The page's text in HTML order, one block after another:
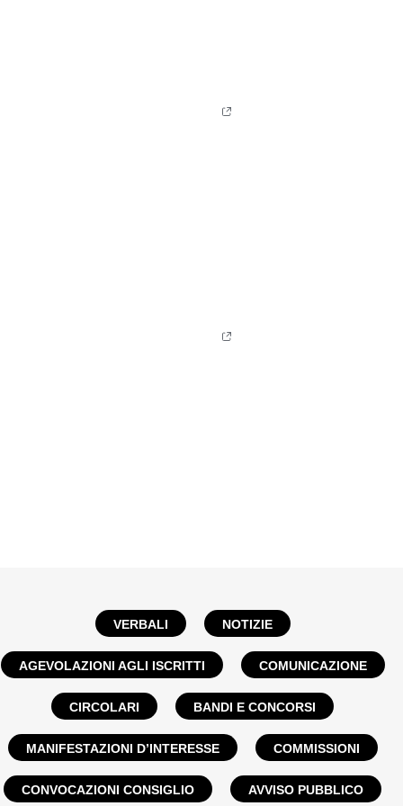
VERBALI NOTIZIE
AGEVOLAZIONI AGLI ISCRITTI COMUNICAZIONE
CIRCOLARI BANDI E CONCORSI
MANIFESTAZIONI D’INTERESSE COMMISSIONI
CONVOCAZIONI CONSIGLIO AVVISO PUBBLICO